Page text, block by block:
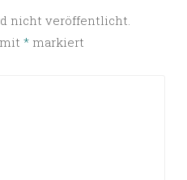
nicht veröffentlicht.
* markiert